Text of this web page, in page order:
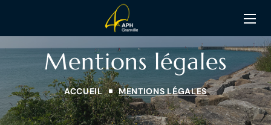
Mentions légales
ACCUEIL MENTIONS LÉGALES